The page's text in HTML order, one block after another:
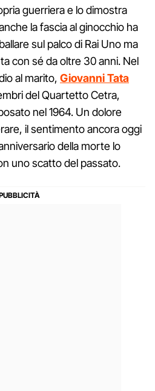
guerriera e lo dimostra
la fascia al ginocchio ha
sul palco di Rai Uno ma
con sé da oltre 30 anni. Nel
al marito, Giovanni Tata
del Quartetto Cetra,
nel 1964. Un dolore
il sentimento ancora oggi
della morte lo
uno scatto del passato.